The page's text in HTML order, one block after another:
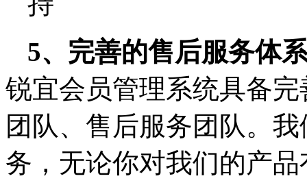
5、完善的售后服务体
锐宜会员管理系统具备
团队、售后服务团队。
务，无论你对我们的产